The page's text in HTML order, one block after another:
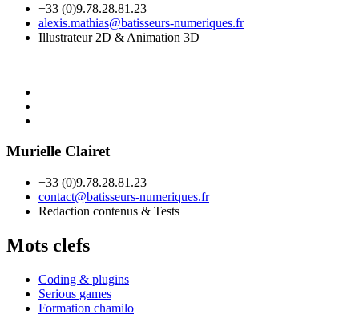
+33 (0)9.78.28.81.23
alexis.mathias@batisseurs-numeriques.fr
Illustrateur 2D & Animation 3D
Murielle Clairet
+33 (0)9.78.28.81.23
contact@batisseurs-numeriques.fr
Redaction contenus & Tests
Mots clefs
Coding & plugins
Serious games
Formation chamilo